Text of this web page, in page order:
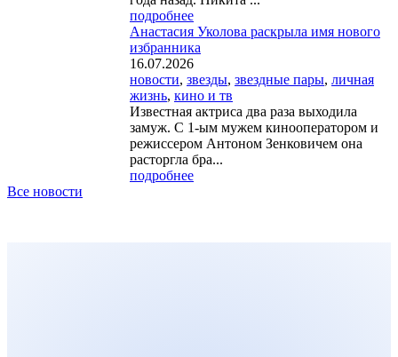
подробнее
Анастасия Уколова раскрыла имя нового
избранника
16.07.2026
новости, звезды, звездные пары, личная
жизнь, кино и тв
Известная актриса два раза выходила
замуж. С 1-ым мужем кинооператором и
режиссером Антоном Зенковичем она
расторгла бра...
подробнее
Все новости